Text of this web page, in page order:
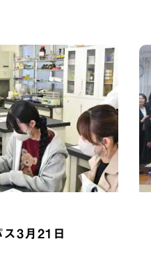
3月21日